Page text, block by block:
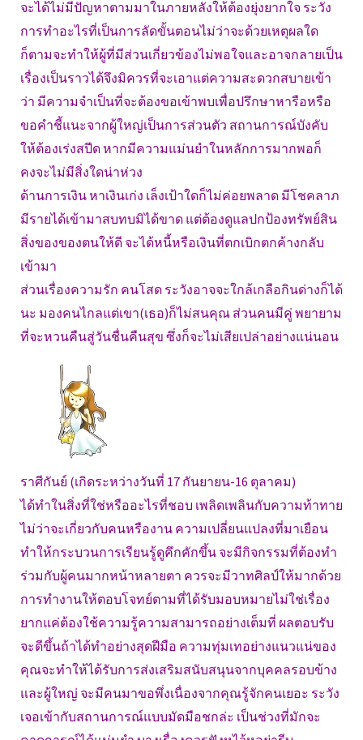
จะได้ไม่มีปัญหาตามมาในภายหลังให้ต้องยุ่งยากใจ ระวัง
การทำอะไรที่เป็นการลัดขั้นตอนไม่ว่าจะด้วยเหตุผลใด
ก็ตามจะทำให้ผู้ที่มีส่วนเกี่ยวข้องไม่พอใจและอาจกลายเป็น
เรื่องเป็นราวได้จึงมิควรที่จะเอาแต่ความสะดวกสบายเข้า
ว่า มีความจำเป็นที่จะต้องขอเข้าพบเพื่อปรึกษาหารือหรือ
ขอคำชี้แนะจากผู้ใหญ่เป็นการส่วนตัว สถานการณ์บังคับ
ให้ต้องเร่งสปีด หากมีความแม่นยำในหลักการมากพอก็
คงจะไม่มีสิ่งใดน่าห่วง
ด้านการเงิน หาเงินเก่ง เล็งเป้าใดก็ไม่ค่อยพลาด มีโชคลาภ
มีรายได้เข้ามาสบทบมิได้ขาด แต่ต้องดูแลปกป้องทรัพย์สิน
สิ่งของของตนให้ดี จะได้หนี้หรือเงินที่ตกเบิกตกค้างกลับ
เข้ามา
ส่วนเรื่องความรัก คนโสด ระวังอาจจะใกล้เกลือกินด่างก็ได้
นะ มองคนไกลแต่เขา(เธอ)ก็ไม่สนคุณ ส่วนคนมีคู่ พยายาม
ที่จะหวนคืนสู่วันชื่นคืนสุข ซึ่งก็จะไม่เสียเปล่าอย่างแน่นอน
ราศีกันย์ (เกิดระหว่างวันที่ 17 กันยายน-16 ตุลาคม)
ได้ทำในสิ่งที่ใช่หรืออะไรที่ชอบ เพลิดเพลินกับความท้าทาย
ไม่ว่าจะเกี่ยวกับคนหรืองาน ความเปลี่ยนแปลงที่มาเยือน
ทำให้กระบวนการเรียนรู้ดูคึกคักขึ้น จะมีกิจกรรมที่ต้องทำ
ร่วมกับผู้คนมากหน้าหลายตา ควรจะมีวาทศิลป์ให้มากด้วย
การทำงานให้ตอบโจทย์ตามที่ได้รับมอบหมายไม่ใช่เรื่อง
ยากแค่ต้องใช้ความรู้ความสามารถอย่างเต็มที่ ผลตอบรับ
จะดีขึ้นถ้าได้ทำอย่างสุดฝีมือ ความทุ่มเทอย่างแนวแน่ของ
คุณจะทำให้ได้รับการส่งเสริมสนับสนุนจากบุคคลรอบข้าง
และผู้ใหญ่ จะมีคนมาขอพึ่งเนื่องจากคุณรู้จักคนเยอะ ระวัง
เจอเข้ากับสถานการณ์แบบมัดมือชกล่ะ เป็นช่วงที่มักจะ